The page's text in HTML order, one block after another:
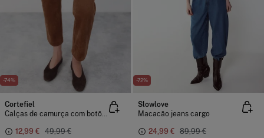
-74%
Cortefiel
Calças de camurça com botões
12,99 € 49,99 €
-72%
Slowlove
Macacão jeans cargo
24,99 € 89,99 €